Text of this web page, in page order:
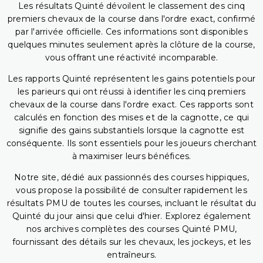
Les résultats Quinté dévoilent le classement des cinq
premiers chevaux de la course dans l'ordre exact, confirmé
par l'arrivée officielle. Ces informations sont disponibles
quelques minutes seulement après la clôture de la course,
vous offrant une réactivité incomparable.
Les rapports Quinté représentent les gains potentiels pour
les parieurs qui ont réussi à identifier les cinq premiers
chevaux de la course dans l'ordre exact. Ces rapports sont
calculés en fonction des mises et de la cagnotte, ce qui
signifie des gains substantiels lorsque la cagnotte est
conséquente. Ils sont essentiels pour les joueurs cherchant
à maximiser leurs bénéfices.
Notre site, dédié aux passionnés des courses hippiques,
vous propose la possibilité de consulter rapidement les
résultats PMU de toutes les courses, incluant le résultat du
Quinté du jour ainsi que celui d'hier. Explorez également
nos archives complètes des courses Quinté PMU,
fournissant des détails sur les chevaux, les jockeys, et les
entraîneurs.